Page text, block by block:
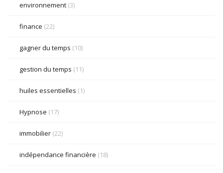
environnement (3)
finance (22)
gagner du temps (10)
gestion du temps (11)
huiles essentielles (1)
Hypnose (17)
immobilier (22)
indépendance financière (18)